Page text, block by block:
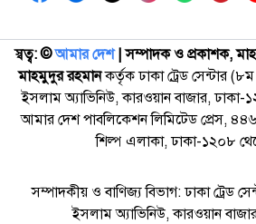
স্বত্ব: ©️আমার দেশ| সম্পাদক ও প্রকাশক,
মাহমুদুর রহমানকর্তৃক ঢাকা ট্রেড সেন্টার
ইসলাম অ্যাভিনিউ, কারওয়ান বাজার, ঢাকা-
আমার দেশ পাবলিকেশন লিমিটেড প্রেস,
শিল্প এলাকা, ঢাকা-১২০৮
সম্পাদকীয় ও বাণিজ্য বিভাগ: ঢাকা ট্রেড
ইসলাম অ্যাভিনিউ, কারওয়ান